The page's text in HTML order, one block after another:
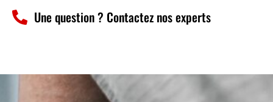
Une question ? Contactez nos experts